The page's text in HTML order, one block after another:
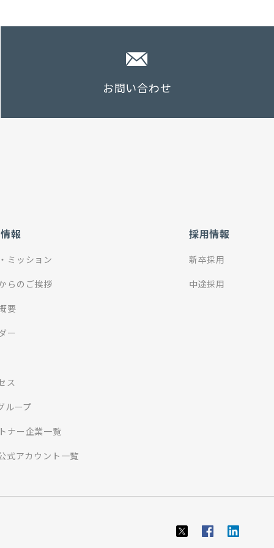
お問い合わせ
報
ミッション
らのご挨拶
要
ー
ス
ループ
ナー企業一覧
式アカウント一覧
採用情報
新卒採用
中途採用